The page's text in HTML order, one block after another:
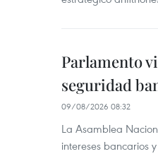
Parlamento
seguridad
09/08/2026 08:32
La Asamblea
intereses bancarios